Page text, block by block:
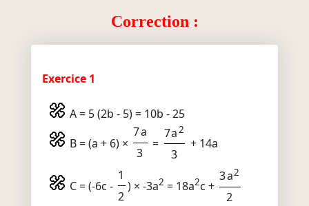
Correction :
Exercice 1
A = 5 (2b - 5) = 10b - 25
B = (a + 6) ×
7a
3
=
7a2
3
+ 14a
C = (-6c -
1
2
) × -3a2 = 18a2c +
3a2
2